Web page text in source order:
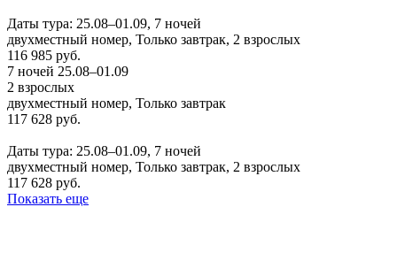
Даты тура: 25.08–01.09, 7 ночей
двухместный номер, Только завтрак, 2 взрослых
116 985 руб.
7 ночей 25.08–01.09
2 взрослых
двухместный номер, Только завтрак
117 628 руб.
Даты тура: 25.08–01.09, 7 ночей
двухместный номер, Только завтрак, 2 взрослых
117 628 руб.
Показать еще